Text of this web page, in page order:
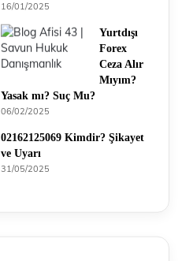
16/01/2025
Yurtdışı
Forex
Ceza Alır
Mıyım?
Yasak mı? Suç Mu?
06/02/2025
02162125069 Kimdir? Şikayet
ve Uyarı
31/05/2025